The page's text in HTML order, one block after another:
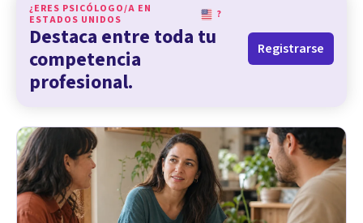
¿ERES PSICÓLOGO/A EN
ESTADOS UNIDOS
?
Destaca entre toda tu
competencia
profesional.
Registrarse